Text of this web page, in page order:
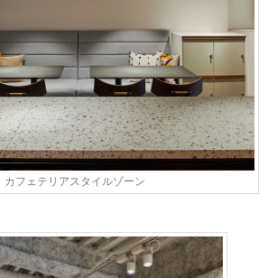
カフェテリアスタイルゾーン